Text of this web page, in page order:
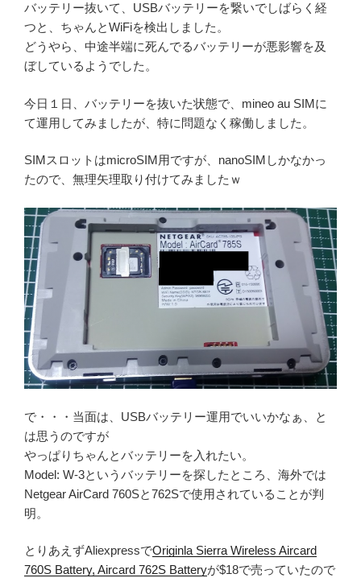
バッテリー抜いて、USBバッテリーを繋いでしばらく経
つと、ちゃんとWiFiを検出しました。
どうやら、中途半端に死んでるバッテリーが悪影響を及
ぼしているようでした。
今日１日、バッテリーを抜いた状態で、mineo au SIMに
て運用してみましたが、特に問題なく稼働しました。
SIMスロットはmicroSIM用ですが、nanoSIMしかなかっ
たので、無理矢理取り付けてみましたｗ
で・・・当面は、USBバッテリー運用でいいかなぁ、と
は思うのですが
やっぱりちゃんとバッテリーを入れたい。
Model: W-3というバッテリーを探したところ、海外では
Netgear AirCard 760Sと762Sで使用されていることが判
明。
とりあえずAliexpressでOriginla Sierra Wireless Aircard
760S Battery, Aircard 762S Batteryが$18で売っていたので